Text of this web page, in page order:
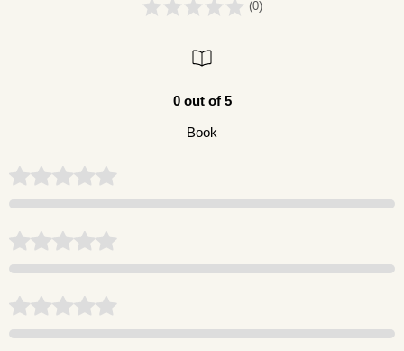
(0)
0 out of 5
Book